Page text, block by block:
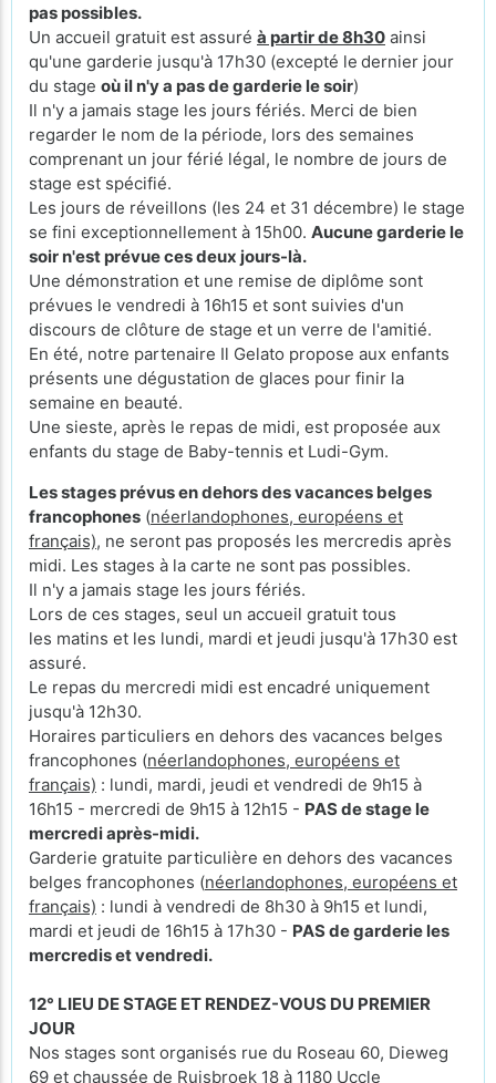
pas possibles.
Un accueil gratuit est assuré à partir de 8h30 ainsi
qu'une garderie jusqu'à 17h30 (excepté le dernier jour
du stage où il n'y a pas de garderie le soir)
Il n'y a jamais stage les jours fériés. Merci de bien
regarder le nom de la période, lors des semaines
comprenant un jour férié légal, le nombre de jours de
stage est spécifié.
Les jours de réveillons (les 24 et 31 décembre) le stage
se fini exceptionnellement à 15h00. Aucune garderie le
soir n'est prévue ces deux jours-là.
Une démonstration et une remise de diplôme sont
prévues le vendredi à 16h15 et sont suivies d'un
discours de clôture de stage et un verre de l'amitié.
En été, notre partenaire Il Gelato propose aux enfants
présents une dégustation de glaces pour finir la
semaine en beauté.
Une sieste, après le repas de midi, est proposée aux
enfants du stage de Baby-tennis et Ludi-Gym.
Les stages prévus en dehors des vacances belges
francophones (néerlandophones, européens et
français), ne seront pas proposés les mercredis après
midi. Les stages à la carte ne sont pas possibles.
Il n'y a jamais stage les jours fériés.
Lors de ces stages, seul un accueil gratuit tous
les matins et les lundi, mardi et jeudi jusqu'à 17h30 est
assuré.
Le repas du mercredi midi est encadré uniquement
jusqu'à 12h30.
Horaires particuliers en dehors des vacances belges
francophones (néerlandophones, européens et
français) : lundi, mardi, jeudi et vendredi de 9h15 à
16h15 - mercredi de 9h15 à 12h15 - PAS de stage le
mercredi après-midi.
Garderie gratuite particulière en dehors des vacances
belges francophones (néerlandophones, européens et
français) : lundi à vendredi de 8h30 à 9h15 et lundi,
mardi et jeudi de 16h15 à 17h30 - PAS de garderie les
mercredis et vendredi.
12° LIEU DE STAGE ET RENDEZ-VOUS DU PREMIER
JOUR
Nos stages sont organisés rue du Roseau 60, Dieweg
69 et chaussée de Ruisbroek 18 à 1180 Uccle